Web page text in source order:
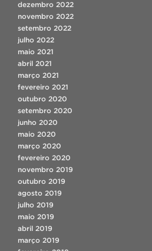
dezembro 2022
novembro 2022
setembro 2022
julho 2022
maio 2021
abril 2021
março 2021
fevereiro 2021
outubro 2020
setembro 2020
junho 2020
maio 2020
março 2020
fevereiro 2020
novembro 2019
outubro 2019
agosto 2019
julho 2019
maio 2019
abril 2019
março 2019